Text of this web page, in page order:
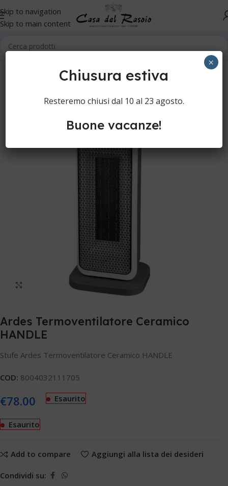
Skip to navigation
Skip to main content
Clicca per ingrandire
Ardes Termoventilatore Ceramico
HANDLE
Stufe Ardes Termoventilatore Ceramico HANDLE
COD: 8004032111705
€78.00 Esaurito
Esaurito
Add to compare Aggiungi alla lista dei desideri
Condividi su:
Chiusura estiva
Resteremo chiusi dal 10 al 23 agosto.
Buone vacanze!
×